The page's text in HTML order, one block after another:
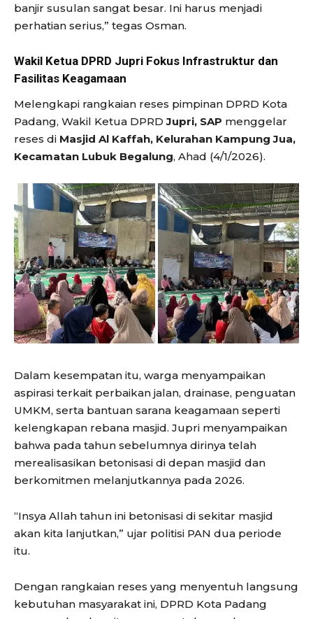
banjir susulan sangat besar. Ini harus menjadi
perhatian serius,” tegas Osman.
Wakil Ketua DPRD Jupri Fokus Infrastruktur dan
Fasilitas Keagamaan
Melengkapi rangkaian reses pimpinan DPRD Kota
Padang, Wakil Ketua DPRDJupri, SAP menggelar
reses di Masjid Al Kaffah, Kelurahan Kampung Jua,
Kecamatan Lubuk Begalung, Ahad (4/1/2026).
Dalam kesempatan itu, warga menyampaikan
aspirasi terkait perbaikan jalan, drainase, penguatan
UMKM, serta bantuan sarana keagamaan seperti
kelengkapan rebana masjid. Jupri menyampaikan
bahwa pada tahun sebelumnya dirinya telah
merealisasikan betonisasi di depan masjid dan
berkomitmen melanjutkannya pada 2026.
“Insya Allah tahun ini betonisasi di sekitar masjid
akan kita lanjutkan,” ujar politisi PAN dua periode
itu.
Dengan rangkaian reses yang menyentuh langsung
kebutuhan masyarakat ini, DPRD Kota Padang